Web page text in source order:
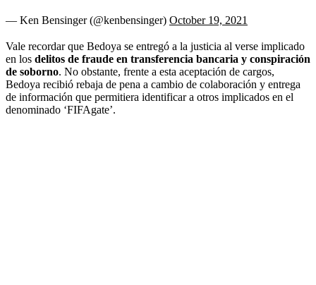
— Ken Bensinger (@kenbensinger) October 19, 2021
Vale recordar que Bedoya se entregó a la justicia al verse implicado
en los delitos de fraude en transferencia bancaria y conspiración
de soborno. No obstante, frente a esta aceptación de cargos,
Bedoya recibió rebaja de pena a cambio de colaboración y entrega
de información que permitiera identificar a otros implicados en el
denominado ‘FIFAgate’.